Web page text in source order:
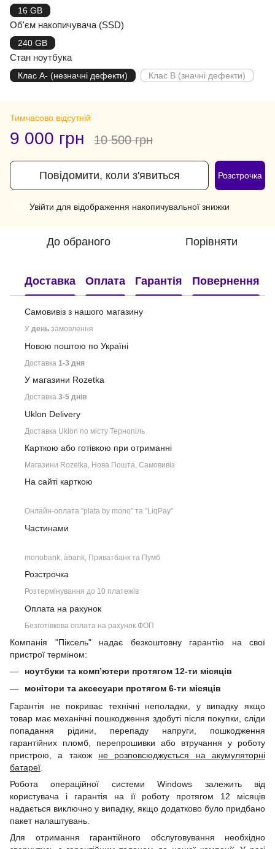
16 GB
Об'єм накопичувача (SSD)
240 GB
Стан ноутбука
Клас A- (незначні дефекти) Клас B (значні дефекти)
Тимчасово відсутній
9 000 грн 10 500 грн
Повідомити, коли з'явиться Розстрочка
Увійти для відображення накопичувальної знижки
До обраного Порівняти
Доставка Оплата Гарантія Повернення
Самовивіз з нашого магазину
У день замовлення
Новою поштою по Україні
Доставка 1-3 дня
У магазини Rozetka
Доставка 3-5 днів
Uklon Delivery
Доставка Uklon по місту Тернопіль
Карткою або готівкою при отриманні
Магазини Rozetka, Нова Пошта, Самовивіз
На сайті карткою
Онлайн-оплата "plata by mono" та "LiqPay"
Частинами
monobank, àbank, Приватбанк та Пумб
Розстрочка
Розтермінування до 10 платежів
Оплата на рахунок
Безготівкова оплата на рахунок ФОП
Компанія "Піксель" надає безкоштовну гарантію на свої
пристрої терміном:
ноутбуки та комп’ютери протягом 12-ти місяців
монітори та аксесуари протягом 6-ти місяців
Гарантія не покриває технічні неполадки, у випадку якщо
товар має механічні пошкодження здобуті після покупки, сліди
попадання рідини, перепаду напруги, пошкодження
гарантійних пломб, перепрошивки або втручання у роботу
пристрою, а також не розповсюджується на акумуляторні
батареї
Робота операційної системи Windows залежить від
користувача і гарантія на її роботу протягом 12 місяців
надається виключно у випадку, якщо додатково було придбано
пакет налаштувань.
Для отримання гарантійного обслуговування необхідно